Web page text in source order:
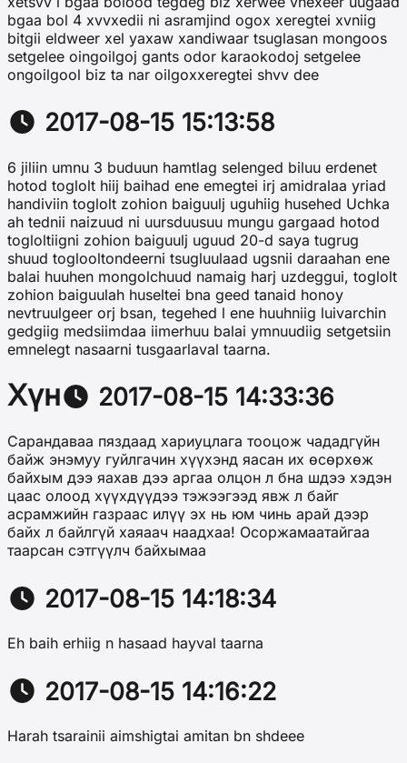
bgaa bol 4 xvvxedii ni asramjind ogox xeregtei xvniig
bitgii eldweer xel yaxaw xandiwaar tsuglasan mongoos
setgelee oingoilgoj gants odor karaokodoj setgelee
ongoilgool biz ta nar oilgoxxeregtei shvv dee
2017-08-15 15:13:58
6 jiliin umnu 3 buduun hamtlag selenged biluu erdenet
hotod toglolt hiij baihad ene emegtei irj amidralaa yriad
handiviin toglolt zohion baiguulj uguhiig husehed Uchka
ah tednii naizuud ni uursduusuu mungu gargaad hotod
togloltiigni zohion baiguulj uguud 20-d saya tugrug
shuud toglooltondeerni tsugluulaad ugsnii daraahan ene
balai huuhen mongolchuud namaig harj uzdeggui, toglolt
zohion baiguulah huseltei bna geed tanaid honoy
nevtruulgeer orj bsan, tegehed l ene huuhniig luivarchin
gedgiig medsiimdaa iimerhuu balai ymnuudiig setgetsiin
emnelegt nasaarni tusgaarlaval taarna.
Хүн 2017-08-15 14:33:36
Сарандаваа пяздаад хариуцлага тооцож чададгүйн
байж энэмуу гуйлгачин хүүхэнд яасан их өсөрхөж
байхым дээ яахав дээ аргаа олцон л бна шдээ хэдэн
цаас олоод хүүхдүүдээ тэжээгээд явж л байг
асрамжийн газраас илүү эх нь юм чинь арай дээр
байх л байлгүй хаяаач наадхаа! Осоржамаатайгаа
таарсан сэтгүүлч байхымаа
2017-08-15 14:18:34
Eh baih erhiig n hasaad hayval taarna
2017-08-15 14:16:22
Harah tsarainii aimshigtai amitan bn shdeee